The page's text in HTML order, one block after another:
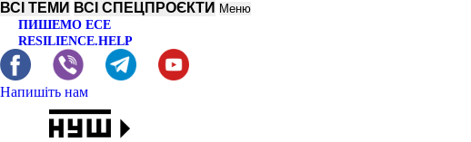
ВСІ ТЕМИ ВСІ СПЕЦПРОЄКТИ Меню
ПИШЕМО ЕСЕ
RESILIENCE.HELP
Напишіть нам